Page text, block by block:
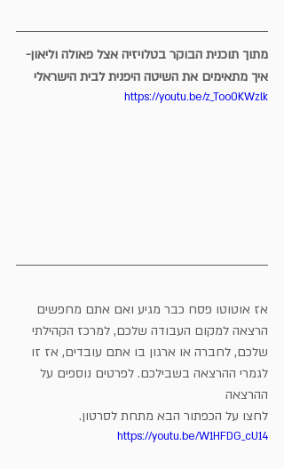
מתוך תוכנית הבוקר בטלויזיה אצל פאולה וליאון-
איך מתאימים את השיטה היפנית לבית הישראלי
https://youtu.be/z_Too0KWzlk
אז אוטוטו פסח כבר מגיע ואם אתם מחפשים
הרצאה למקום העבודה שלכם, למרכז הקהילתי
שלכם, לחברה או ארגון בו אתם עובדים, אז זו
לגמרי ההרצאה בשבילכם. לפרטים נוספים על
ההרצאה
לחצו על הכפתור הבא מתחת לסרטון.
https://youtu.be/W1HFDG_cU14